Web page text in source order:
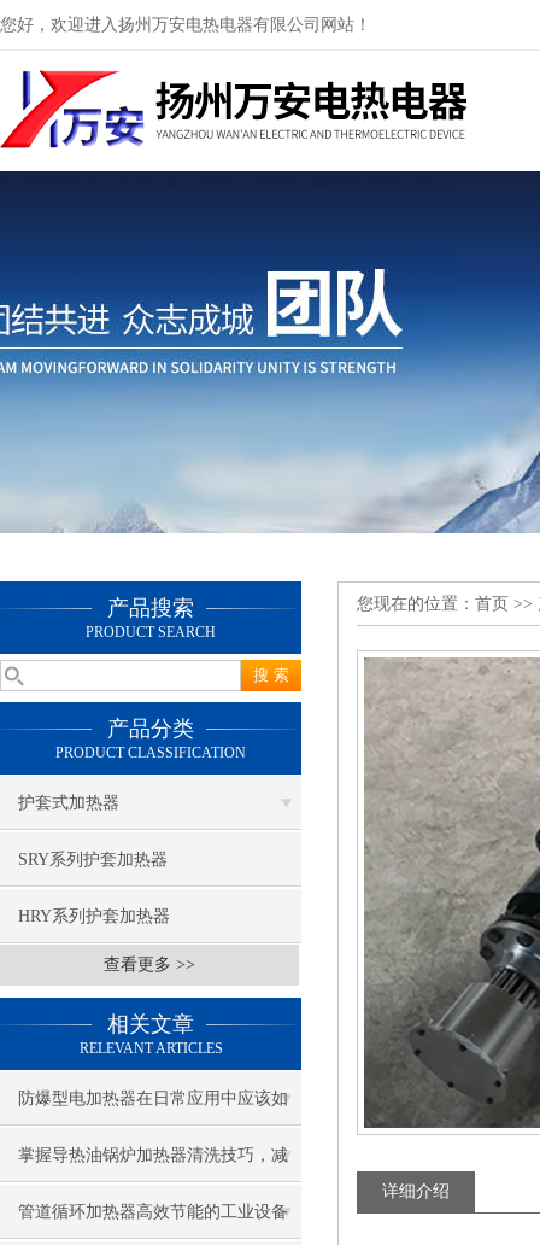
您好，欢迎进入扬州万安电热电器有限公司网站！
产品搜索
PRODUCT SEARCH
产品分类
PRODUCT CLASSIFICATION
护套式加热器
SRY系列护套加热器
HRY系列护套加热器
查看更多 >>
相关文章
RELEVANT ARTICLES
防爆型电加热器在日常应用中应该如
何维护保养
掌握导热油锅炉加热器清洗技巧，减
少安全隐患
管道循环加热器高效节能的工业设备
您现在的位置： 首页 >>
详细介绍